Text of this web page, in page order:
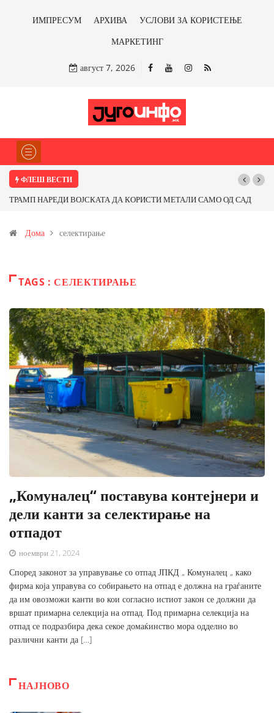
ИМПРЕСУМ АРХИВА
УСЛОВИ ЗА КОРИСТЕЊЕ
МАРКЕТИНГ
август 7, 2026
ФЛЕШ ВЕСТИ
ТРАМП НАРЕДИ ВОЈСКАТА ДА КОРИСТИ МЕТАЛИ САМО ОД САД
Иловица и со антимонот?
Дома селектирање
TAGS : СЕЛЕКТИРАЊЕ
„Комуналец“ поставува контејнери и
дели канти за селектирање на
отпадот
ноември 21, 2024
Според законот за управување со отпад ЈПКД „ Комуналец „ како
фирма која управува со собирањето на отпад е должна на граѓаните
да им овозможи канти во кои согласно истиот закон се должни да
вршат примарна селекција на отпад. Под примарна селекција на
отпад се подразбира дека секое домаќинство мора одделно во
различни канти да […]
НАЈНОВО